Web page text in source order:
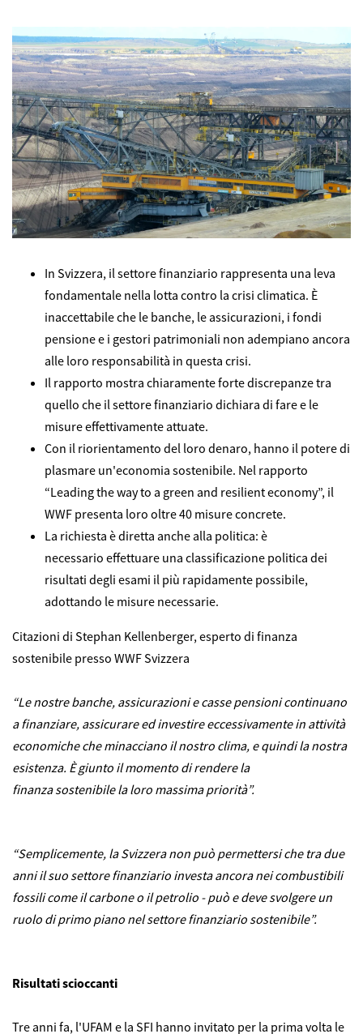
©
In Svizzera, il settore finanziario rappresenta una leva
fondamentale nella lotta contro la crisi climatica. È
inaccettabile che le banche, le assicurazioni, i fondi
pensione e i gestori patrimoniali non adempiano ancora
alle loro responsabilità in questa crisi.
Il rapporto mostra chiaramente forte discrepanze tra
quello che il settore finanziario dichiara di fare e le
misure effettivamente attuate.
Con il riorientamento del loro denaro, hanno il potere di
plasmare un'economia sostenibile. Nel rapporto
“Leading the way to a green and resilient economy”, il
WWF presenta loro oltre 40 misure concrete.
La richiesta è diretta anche alla politica: è
necessario effettuare una classificazione politica dei
risultati degli esami il più rapidamente possibile,
adottando le misure necessarie.
Citazioni di Stephan Kellenberger, esperto di finanza
sostenibile presso WWF Svizzera
“Le nostre banche, assicurazioni e casse pensioni continuano
a finanziare, assicurare ed investire eccessivamente in attività
economiche che minacciano il nostro clima, e quindi la nostra
esistenza. È giunto il momento di rendere la
finanza sostenibile la loro massima priorità”.
“Semplicemente, la Svizzera non può permettersi che tra due
anni il suo settore finanziario investa ancora nei combustibili
fossili come il carbone o il petrolio - può e deve svolgere un
ruolo di primo piano nel settore finanziario sostenibile”.
Risultati scioccanti
Tre anni fa, l'UFAM e la SFI hanno invitato per la prima volta le